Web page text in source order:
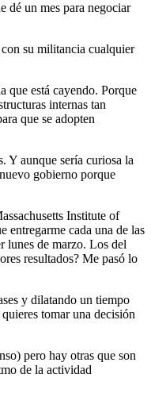
dé un mes para negociar
su militancia cualquier
que está cayendo. Porque
internas tan
que se adopten
Y aunque sería curiosa la
gobierno porque
Institute of
entregarme cada una de las
lunes de marzo. Los del
resultados? Me pasó lo
y dilatando un tiempo
tomar una decisión
pero hay otras que son
de la actividad